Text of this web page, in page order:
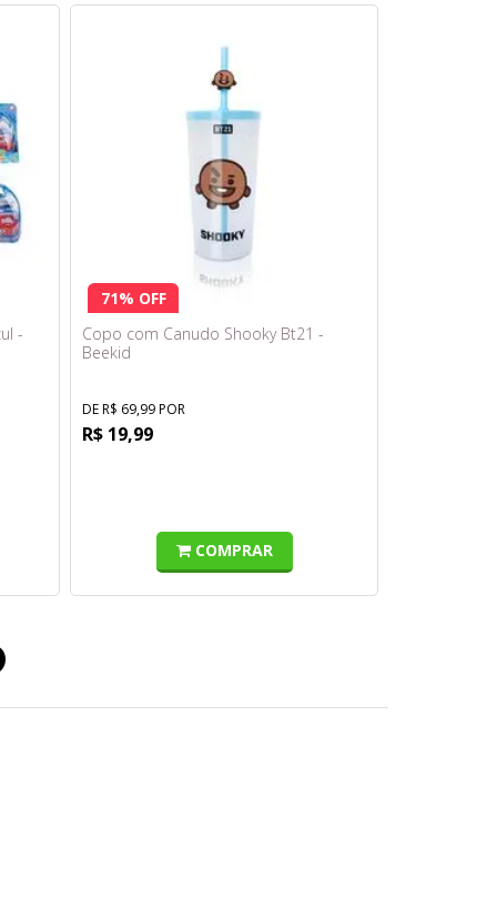
-
71% OFF
Copo com Canudo Shooky Bt21 -
Beekid
DE R$ 69,99 POR
R$ 19,99
COMPRAR